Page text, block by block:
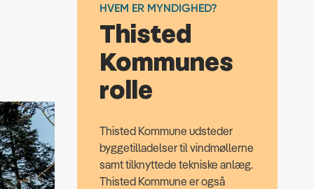
HVEM ER MYNDIGHED?
Thisted
Kommunes
rolle
Thisted Kommune udsteder
byggetilladelser til vindmøllerne
samt tilknyttede tekniske anlæg.
Thisted Kommune er også